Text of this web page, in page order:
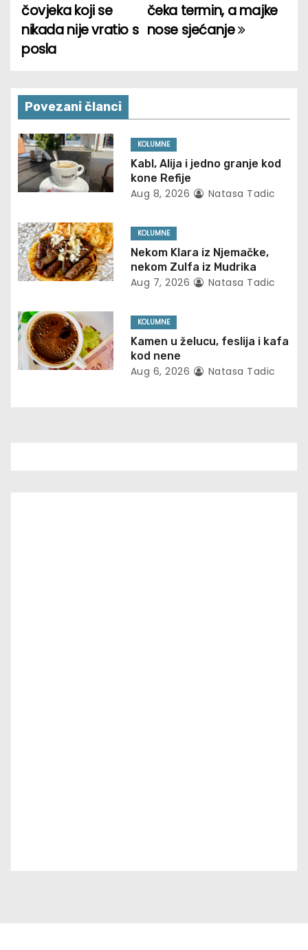
o
s
t
n
a
v
i
a
t
o
n
čeka termin, a majke
nose sjećanje
čovjeka koji se
nikada nije vratio s
posla
Povezani članci
KOLUMNE
Kabl, Alija i jedno granje kod
kone Refije
Aug 8, 2026 Natasa Tadic
KOLUMNE
Nekom Klara iz Njemačke,
nekom Zulfa iz Mudrika
Aug 7, 2026 Natasa Tadic
KOLUMNE
Kamen u želucu, feslija i kafa
kod nene
Aug 6, 2026 Natasa Tadic